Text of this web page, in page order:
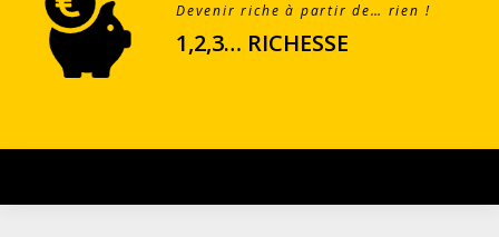
Devenir riche à partir de… rien !
1,2,3… RICHESSE